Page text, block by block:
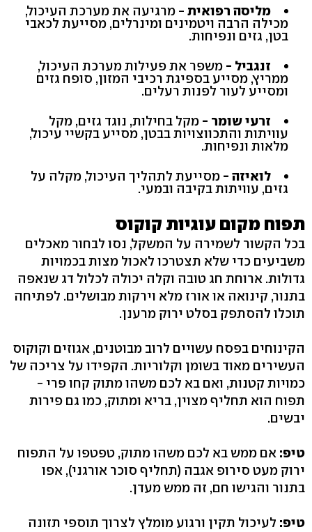
מליסה רפואית - מרגיעה את מערכת העיכול,
מכילה הרבה ויטמינים ומינרלים, מסייעת לכאבי
בטן, גזים ונפיחות.
זנגביל - משפר את פעילות מערכת העיכול,
ממריץ, מסייע בספיגת רכיבי המזון, סופח גזים
ומסייע לעור לפנות רעלים.
זרעי שומר - מקל בחילות, נוגד גזים, מקל
עוויתות והתכווצויות בבטן, מסייע בקשיי עיכול,
מלאות ונפיחות.
לואיזה - מסייעת לתהליך העיכול, מקלה על
גזים, עוויתות בקיבה ובמעי.
תפוח מקום עוגיות קוקוס
בכל הקשור לשמירה על המשקל, נסו לבחור מאכלים
משביעים כדי שלא תצטרכו לאכול מצות בכמויות
גדולות. ארוחת חג טובה וקלה יכולה לכלול דג שנאפה
בתנור, קינואה או אורז מלא וירקות מבושלים. לפתיחה
תוכלו להסתפק בסלט ירוק מרענן.
הקינוחים בפסח עשויים לרוב מבוטנים, אגוזים וקוקוס
העשירים מאוד בשומן וקלוריות. הקפידו על צריכה של
כמויות קטנות, ואם בא לכם משהו מתוק קחו פרי -
תפוח הוא תחליף מצוין, בריא ומתוק, כמו גם פירות
יבשים.
טיפ: אם ממש בא לכם משהו מתוק, טפטפו על התפוח
ירוק מעט סירופ אגבה (תחליף סוכר אורגני), אפו
בתנור והגישו חם, זה ממש מעדן.
טיפ: לעיכול תקין ורגוע מומלץ לצרוך תוספי תזונה